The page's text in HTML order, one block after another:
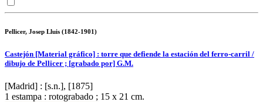
Pellicer, Josep Lluis (1842-1901)
Castejón [Material gráfico] : torre que defiende la estación del ferro-carril /
dibujo de Pellicer ; [grabado por] G.M.
[Madrid] : [s.n.], [1875]
1 estampa : rotograbado ; 15 x 21 cm.